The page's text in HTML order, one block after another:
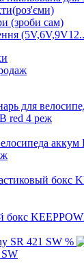
(зроби сам)
бокс
%